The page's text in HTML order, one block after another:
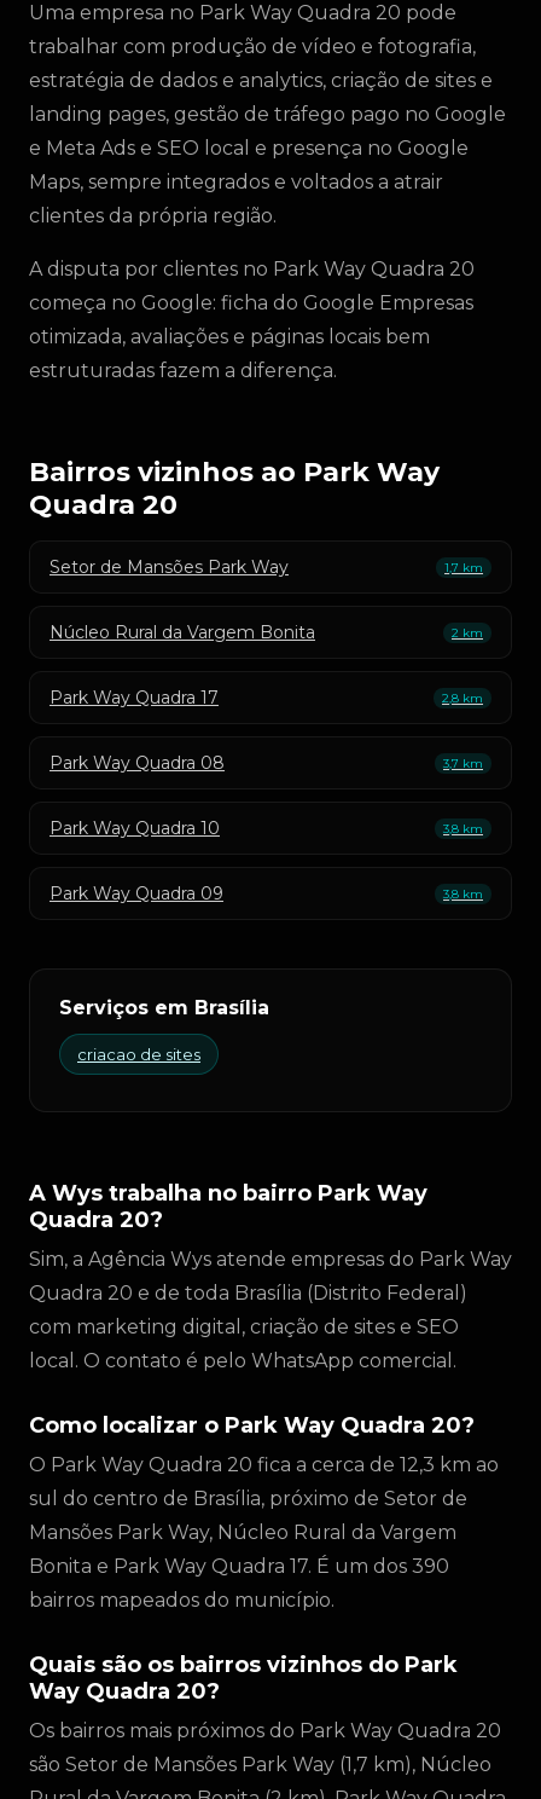
Uma empresa no Park Way Quadra 20 pode
trabalhar com produção de vídeo e fotografia,
estratégia de dados e analytics, criação de sites e
landing pages, gestão de tráfego pago no Google
e Meta Ads e SEO local e presença no Google
Maps, sempre integrados e voltados a atrair
clientes da própria região.
A disputa por clientes no Park Way Quadra 20
começa no Google: ficha do Google Empresas
otimizada, avaliações e páginas locais bem
estruturadas fazem a diferença.
Bairros vizinhos ao Park Way
Quadra 20
Setor de Mansões Park Way 1,7 km
Núcleo Rural da Vargem Bonita 2 km
Park Way Quadra 17 2,8 km
Park Way Quadra 08 3,7 km
Park Way Quadra 10 3,8 km
Park Way Quadra 09 3,8 km
Serviços em Brasília
criacao de sites
A Wys trabalha no bairro Park Way
Quadra 20?
Sim, a Agência Wys atende empresas do Park Way
Quadra 20 e de toda Brasília (Distrito Federal)
com marketing digital, criação de sites e SEO
local. O contato é pelo WhatsApp comercial.
Como localizar o Park Way Quadra 20?
O Park Way Quadra 20 fica a cerca de 12,3 km ao
sul do centro de Brasília, próximo de Setor de
Mansões Park Way, Núcleo Rural da Vargem
Bonita e Park Way Quadra 17. É um dos 390
bairros mapeados do município.
Quais são os bairros vizinhos do Park
Way Quadra 20?
Os bairros mais próximos do Park Way Quadra 20
são Setor de Mansões Park Way (1,7 km), Núcleo